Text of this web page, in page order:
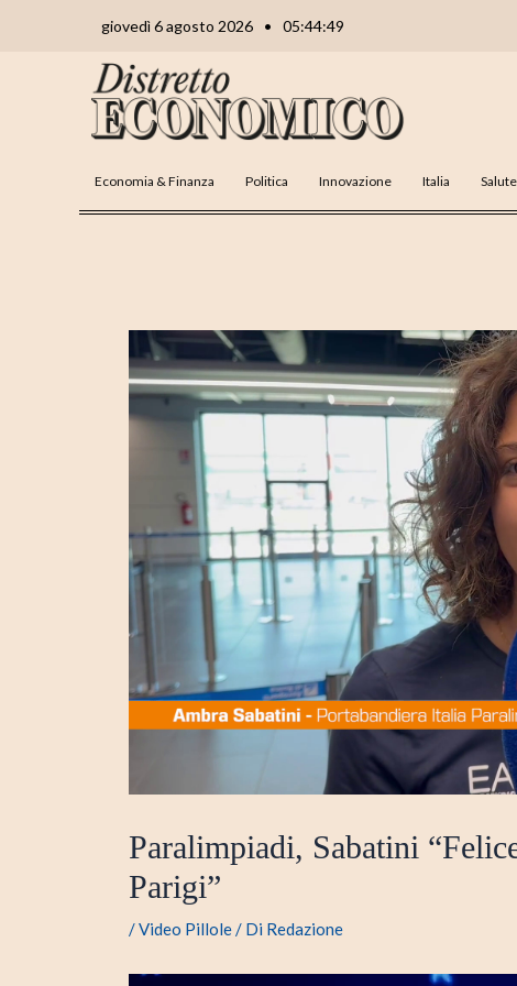
giovedì 6 agosto 2026 • 05:44:50
Economia & Finanza Politica Innovazione Italia Salute
Paralimpiadi, Sabatini
Parigi”
/Video Pillole/ Di Redazione